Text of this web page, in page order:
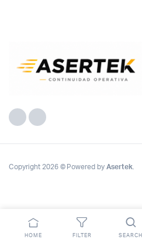
Copyright 2026 © Powered byAsertek.
HOME FILTER SEARCH